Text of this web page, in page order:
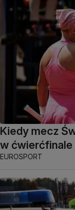
Kiedy mecz
w ćwierćfinale
EUROSPORT